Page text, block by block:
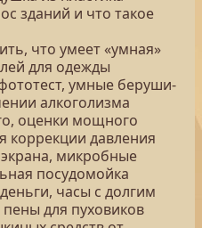
зданий и что такое
что умеет «умная»
для одежды
умные беруши-
алкоголизма
оценки мощного
коррекции давления
микробные
посудомойка
часы с долгим
для пуховиков